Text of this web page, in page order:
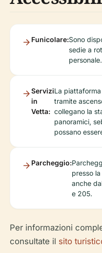
Funicolare:Sono
sedie a
personale.
Servizi
in
Vetta:
La
tramite
collegano la
panoramici,
possano
Parcheggio:
presso
anche
e 205.
Per informazioni
consultate il sito